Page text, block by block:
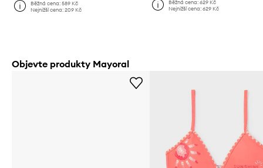
Běžná cena:589 Kč
Nejnižší cena:209 Kč
Běžná cena: 629 Kč
Nejnižší cena: 629 Kč
Objevte produkty Mayoral